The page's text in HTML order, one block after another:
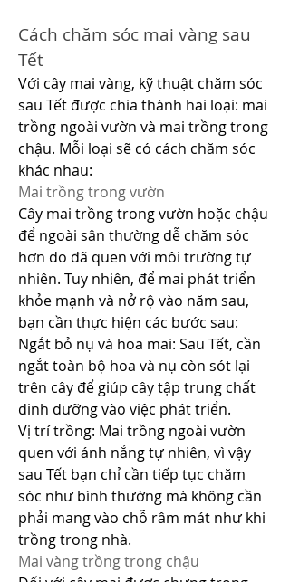
Cách chăm sóc mai vàng sau
Tết
Với cây mai vàng, kỹ thuật chăm sóc
sau Tết được chia thành hai loại: mai
trồng ngoài vườn và mai trồng trong
chậu. Mỗi loại sẽ có cách chăm sóc
khác nhau:
Mai trồng trong vườn
Cây mai trồng trong vườn hoặc chậu
để ngoài sân thường dễ chăm sóc
hơn do đã quen với môi trường tự
nhiên. Tuy nhiên, để mai phát triển
khỏe mạnh và nở rộ vào năm sau,
bạn cần thực hiện các bước sau:
Ngắt bỏ nụ và hoa mai: Sau Tết, cần
ngắt toàn bộ hoa và nụ còn sót lại
trên cây để giúp cây tập trung chất
dinh dưỡng vào việc phát triển.
Vị trí trồng: Mai trồng ngoài vườn
quen với ánh nắng tự nhiên, vì vậy
sau Tết bạn chỉ cần tiếp tục chăm
sóc như bình thường mà không cần
phải mang vào chỗ râm mát như khi
trồng trong nhà.
Mai vàng trồng trong chậu